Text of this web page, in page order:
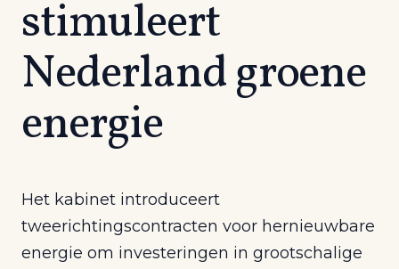
stimuleert
Nederland groene
energie
Het kabinet introduceert
tweerichtingscontracten voor hernieuwbare
energie om investeringen in grootschalige